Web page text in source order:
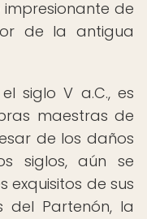
impresionante de
de la antigua
siglo V a.C., es
maestras de
de los daños
siglos, aún se
exquisitos de sus
del Partenón, la